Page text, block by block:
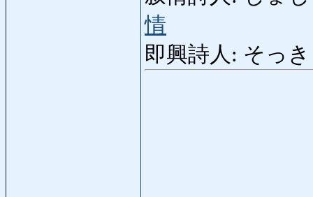
情
即興詩人: そっ